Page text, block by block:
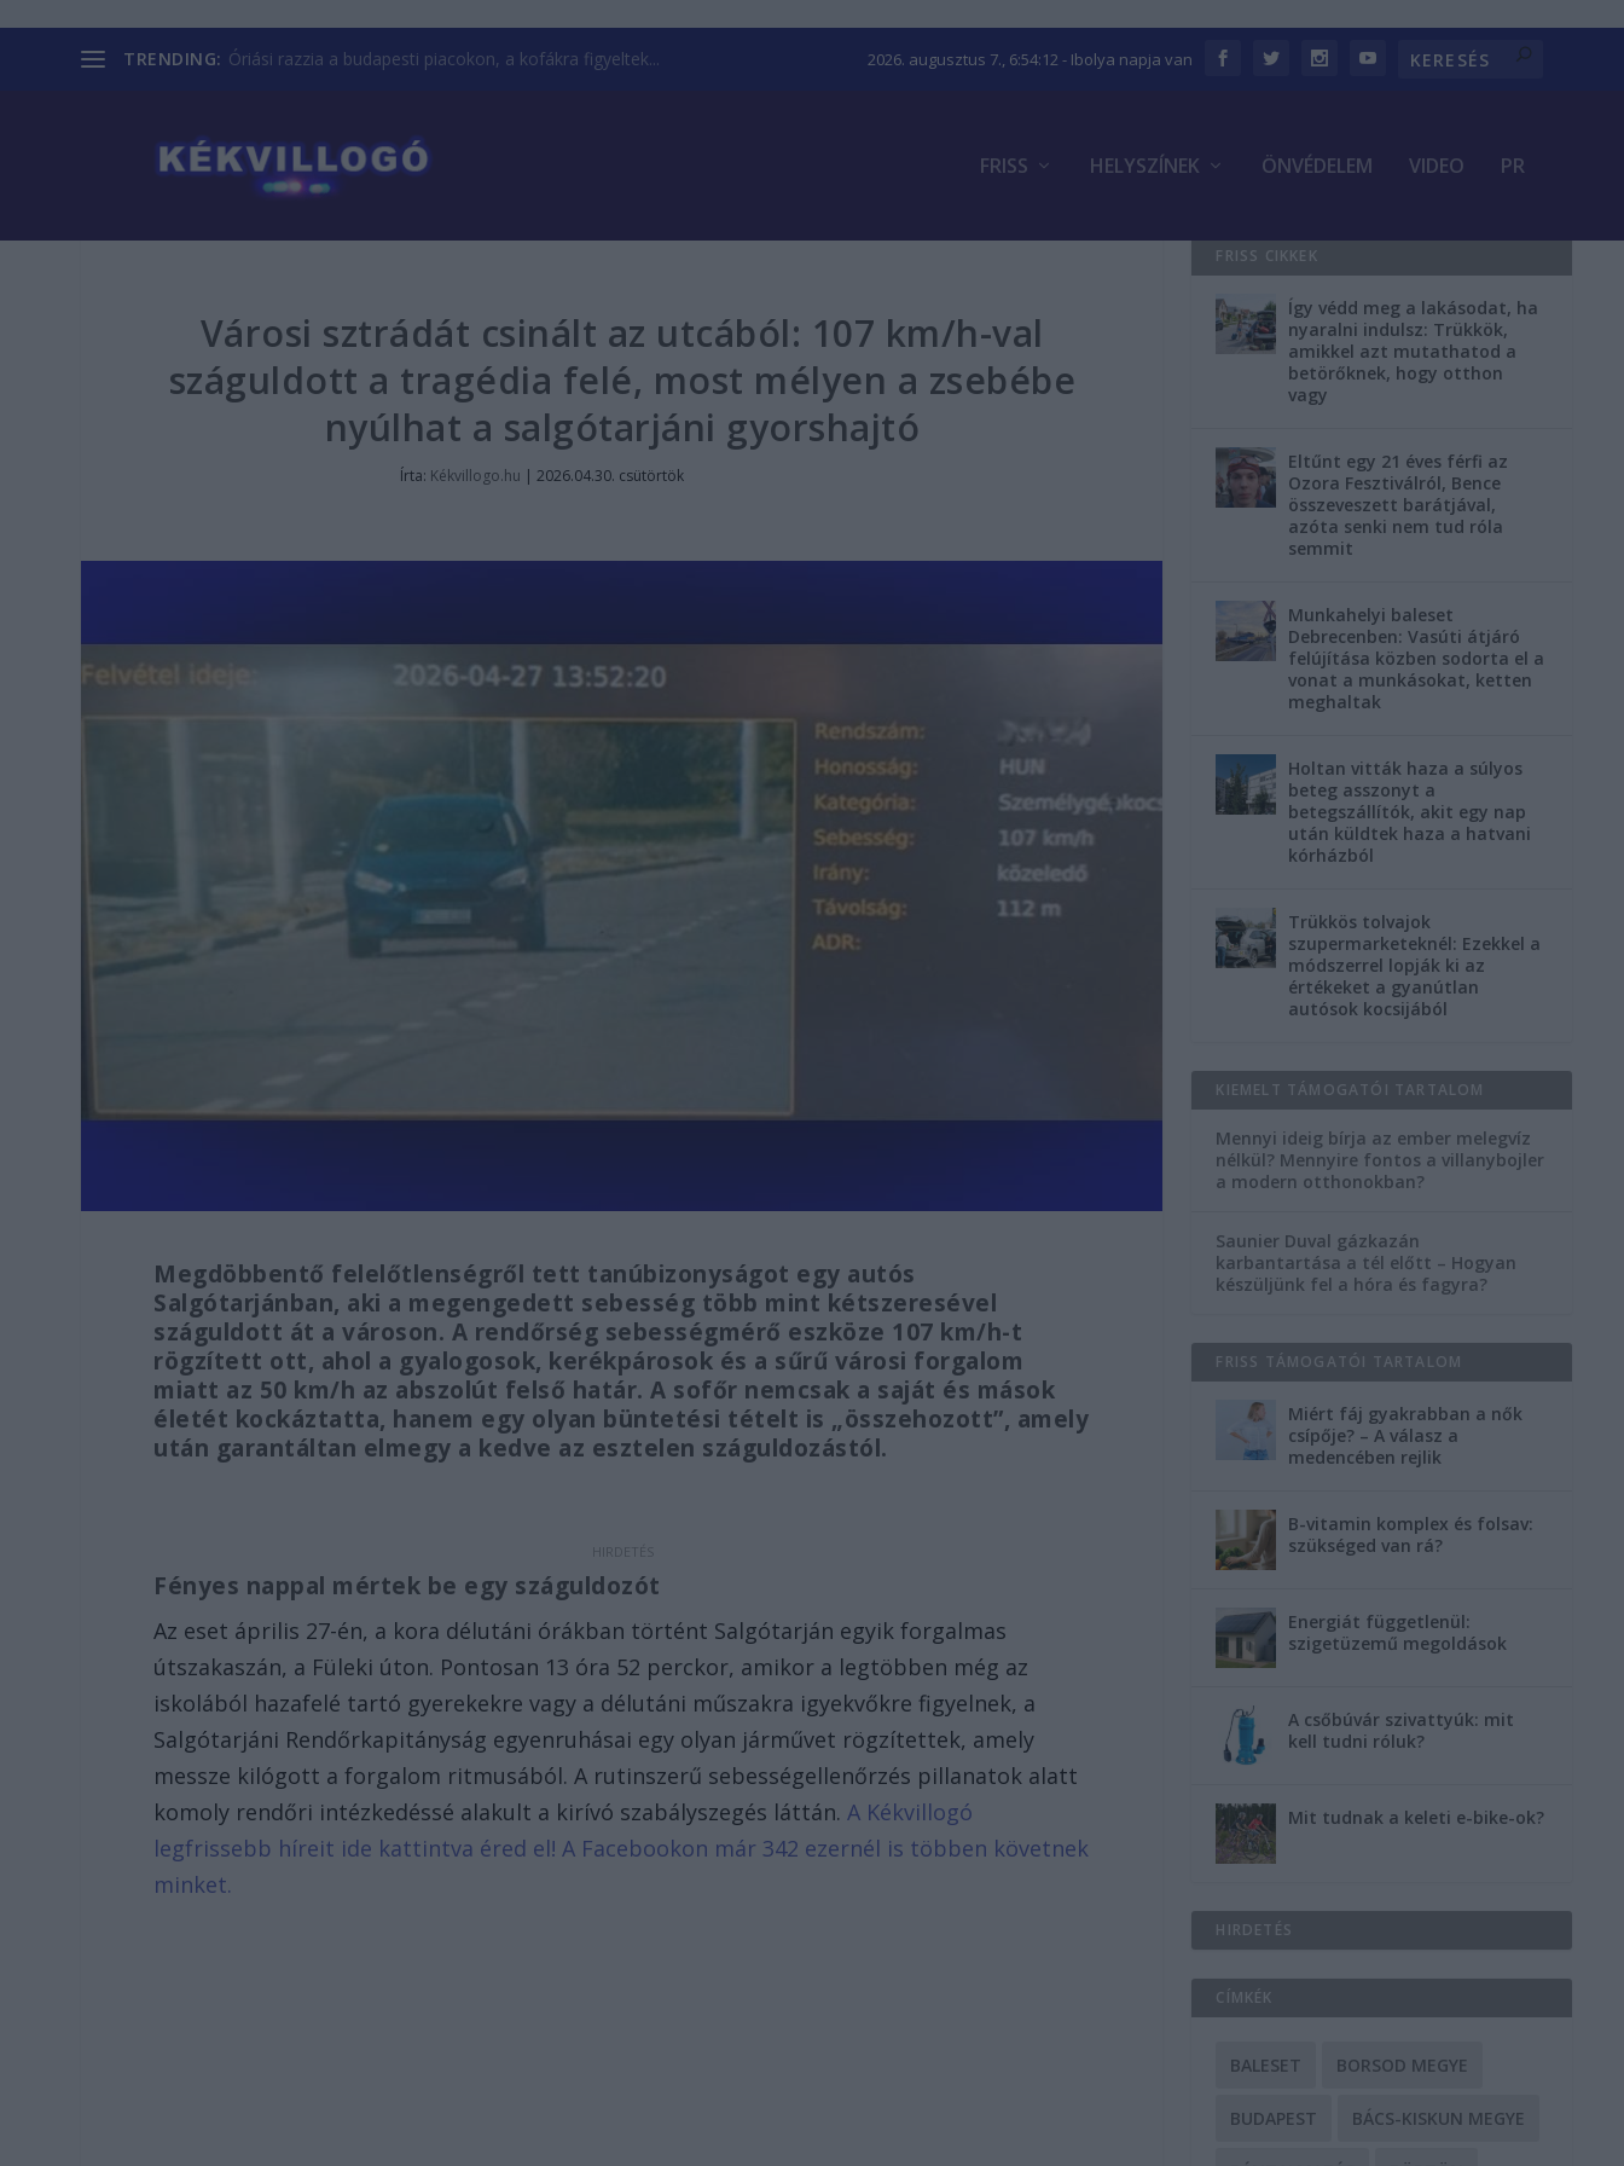
TRENDING: Óriási razzia a budapesti piacokon, a kofákra figyeltek... 2026. augusztus 7., 6:54:13 - Ibolya napja van
FRISS HELYSZÍNEK ÖNVÉDELEM VIDEO PR
Városi sztrádát csinált az utcából: 107 km/h-val
száguldott a tragédia felé, most mélyen a zsebébe
nyúlhat a salgótarjáni gyorshajtó
Írta: Kékvillogo.hu | 2026.04.30. csütörtök
Megdöbbentő felelőtlenségről tett tanúbizonyságot egy autós
Salgótarjánban, aki a megengedett sebesség több mint kétszeresével
száguldott át a városon. A rendőrség sebességmérő eszköze 107 km/h-t
rögzített ott, ahol a gyalogosok, kerékpárosok és a sűrű városi forgalom
miatt az 50 km/h az abszolút felső határ. A sofőr nemcsak a saját és mások
életét kockáztatta, hanem egy olyan büntetési tételt is „összehozott”, amely
után garantáltan elmegy a kedve az esztelen száguldozástól.
Fényes nappal mértek be egy száguldozót
Az eset április 27-én, a kora délutáni órákban történt Salgótarján egyik forgalmas
útszakaszán, a Füleki úton. Pontosan 13 óra 52 perckor, amikor a legtöbben még az
iskolából hazafelé tartó gyerekekre vagy a délutáni műszakra igyekvőkre figyelnek, a
Salgótarjáni Rendőrkapitányság egyenruhásai egy olyan járművet rögzítettek, amely
messze kilógott a forgalom ritmusából. A rutinszerű sebességellenőrzés pillanatok alatt
komoly rendőri intézkedéssé alakult a kirívó szabályszegés láttán.A Kékvillogó
legfrissebb híreit ide kattintva éred el! A Facebookon már 342 ezernél is többen követnek
minket.
FRISS CIKKEK
Így védd meg a lakásodat, ha
nyaralni indulsz: Trükkök,
amikkel azt mutathatod a
betörőknek, hogy otthon
vagy
Eltűnt egy 21 éves férfi az
Ozora Fesztiválról, Bence
összeveszett barátjával,
azóta senki nem tud róla
semmit
Munkahelyi baleset
Debrecenben: Vasúti átjáró
felújítása közben sodorta el a
vonat a munkásokat, ketten
meghaltak
Holtan vitták haza a súlyos
beteg asszonyt a
betegszállítók, akit egy nap
után küldtek haza a hatvani
kórházból
Trükkös tolvajok
szupermarketeknél: Ezekkel a
módszerrel lopják ki az
értékeket a gyanútlan
autósok kocsijából
KIEMELT TÁMOGATÓI TARTALOM
Mennyi ideig bírja az ember melegvíz
nélkül? Mennyire fontos a villanybojler
a modern otthonokban?
Saunier Duval gázkazán
karbantartása a tél előtt – Hogyan
készüljünk fel a hóra és fagyra?
FRISS TÁMOGATÓI TARTALOM
Miért fáj gyakrabban a nők
csípője? – A válasz a
medencében rejlik
B-vitamin komplex és folsav:
szükséged van rá?
Energiát függetlenül:
szigetüzemű megoldások
A csőbúvár szivattyúk: mit
kell tudni róluk?
Mit tudnak a keleti e-bike-ok?
HIRDETÉS
CÍMKÉK
BALESET BORSOD MEGYE
BUDAPEST BÁCS-KISKUN MEGYE